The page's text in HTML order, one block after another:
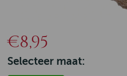
€8,95
Selecteer maat: